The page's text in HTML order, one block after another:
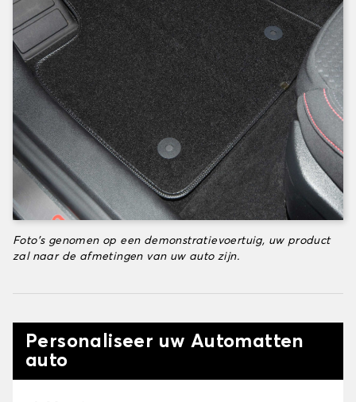
Foto's genomen op een demonstratievoertuig, uw product
zal naar de afmetingen van uw auto zijn.
Personaliseer uw Automatten
auto